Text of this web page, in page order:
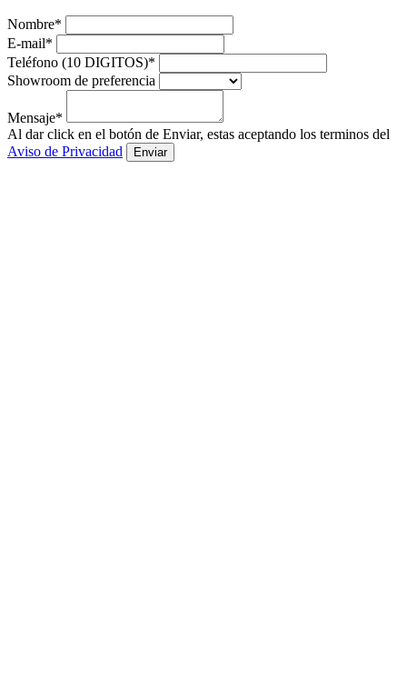
Nombre*
E-mail*
Teléfono (10 DIGITOS)*
Showroom de preferencia
Mensaje*
Al dar click en el botón de Enviar, estas aceptando los terminos del
Aviso de Privacidad